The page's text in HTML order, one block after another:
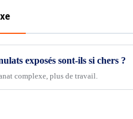
exposés sont-ils si chers ?
complexe, plus de travail.